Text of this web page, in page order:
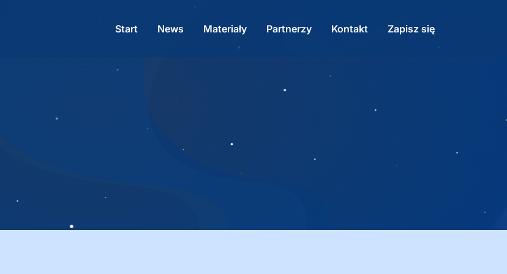
Start News Materiały Partnerzy Kontakt Zapisz się